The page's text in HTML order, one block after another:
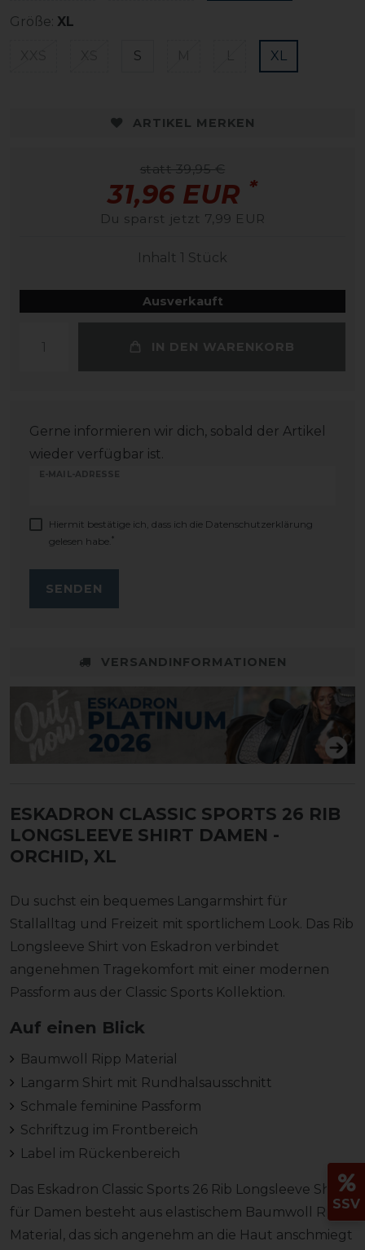
Größe: XL
S XL
ARTIKEL MERKEN
statt 39,95 €
31,96 EUR *
Du sparst jetzt 7,99 EUR
Inhalt 1 Stück
Ausverkauft
IN DEN WARENKORB
Gerne informieren wir dich, sobald der Artikel
wieder verfügbar ist.
E-MAIL-ADRESSE
Hiermit bestätige ich, dass ich die Daten­schutz­erklärung
gelesen habe. *
SENDEN
VERSANDINFORMATIONEN
ESKADRON CLASSIC SPORTS 26 RIB
LONGSLEEVE SHIRT DAMEN -
ORCHID, XL
Du suchst ein bequemes Langarmshirt für
Stallalltag und Freizeit mit sportlichem Look. Das Rib
Longsleeve Shirt von Eskadron verbindet
angenehmen Tragekomfort mit einer modernen
Passform aus der Classic Sports Kollektion.
Auf einen Blick
Baumwoll Ripp Material
Langarm Shirt mit Rundhalsausschnitt
Schmale feminine Passform
Schriftzug im Frontbereich
Label im Rückenbereich
Das Eskadron Classic Sports 26 Rib Longsleeve Shirt
für Damen besteht aus elastischem Baumwoll Ripp
Material, das sich angenehm an die Haut anschmiegt
SSV